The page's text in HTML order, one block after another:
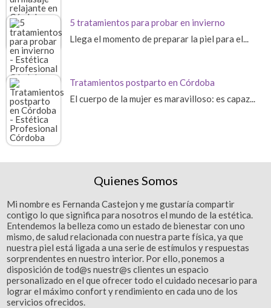
5 tratamientos para probar en invierno
Llega el momento de preparar la piel para el...
Tratamientos postparto en Córdoba
El cuerpo de la mujer es maravilloso: es capaz...
Quienes Somos
Mi nombre es Fernanda Castejon y me gustaría compartir
contigo lo que significa para nosotros el mundo de la estética.
Entendemos la belleza como un estado de bienestar con uno
mismo, de salud relacionada con nuestra parte física, ya que
nuestra piel está ligada a una serie de estímulos y respuestas
sorprendentes en nuestro interior. Por ello, ponemos a
disposición de tod@s nuestr@s clientes un espacio
personalizado en el que ofrecer todo el cuidado necesario para
lograr el máximo confort y rendimiento en cada uno de los
servicios ofrecidos.